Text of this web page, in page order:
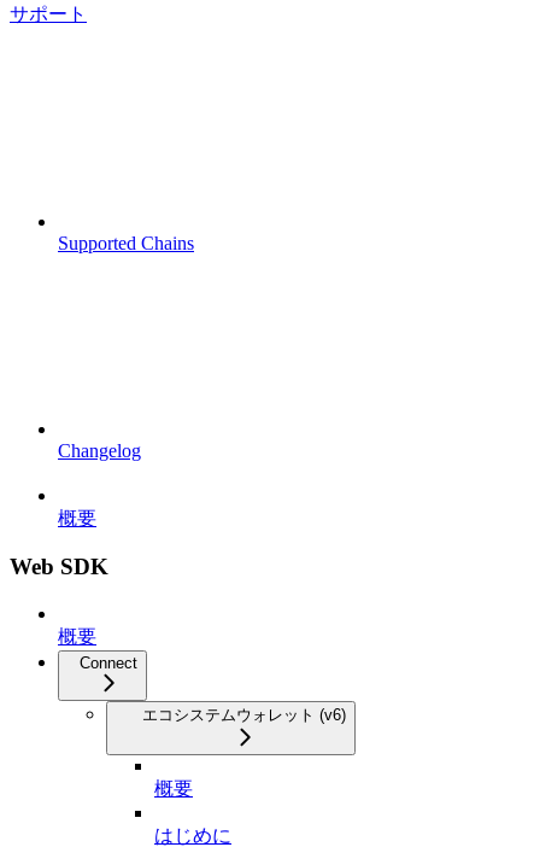
サポート
Supported Chains
Changelog
概要
Web SDK
概要
Connect
エコシステムウォレット (v6)
概要
はじめに